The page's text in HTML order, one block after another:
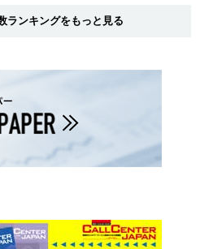
ランキングをもっと見る